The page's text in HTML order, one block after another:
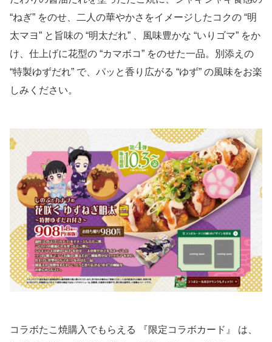
“ねぎ” をのせ、二人の華やかさをイメージしたコクの “明
太マヨ” と旨味の “明太だれ” 、風味豊かな “いりゴマ” をか
け、仕上げに花型の “カマボコ” をのせた一品。別添えの
“特製ゆずだれ” で、パッと香り広がる “ゆず” の風味をお楽
しみください。
コラボたこ焼購入でもらえる 『限定コラボカード』 は、